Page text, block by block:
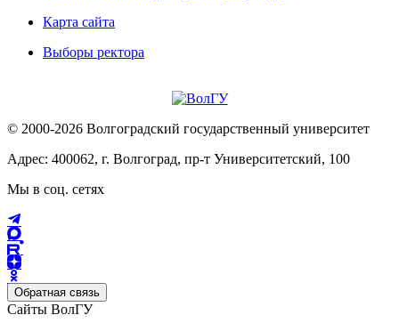
Карта сайта
Выборы ректора
© 2000-2026 Волгоградский государственный университет
Адрес: 400062, г. Волгоград, пр-т Университетский, 100
Мы в соц. сетях
Обратная связь
Сайты ВолГУ